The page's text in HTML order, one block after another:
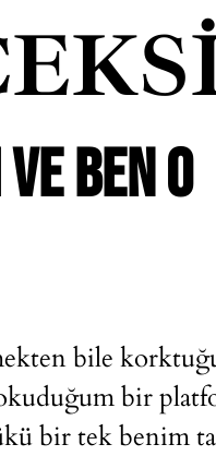
BEN O
bile
bir
bir tek benim